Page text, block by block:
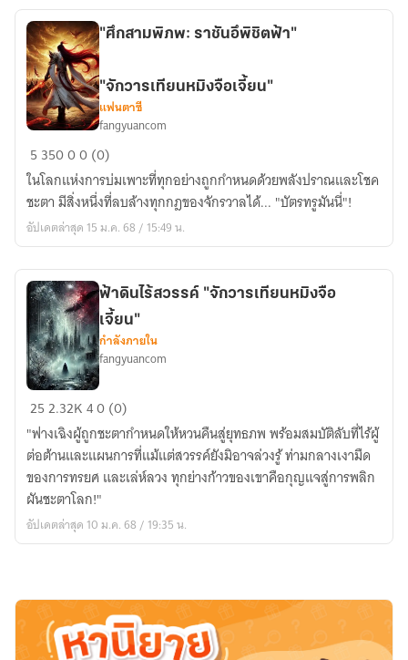
เกรง
กลัว
"จัก
วาร
เทียน
ห
มิงจือ
เจี้ยน
สาม
พิภพ:
ราชัน
อึ
พิชิต
ฟ้า"
"จัก
วาร
เทียน
ห
มิงจือ
เจี้ยน"
"ศึกสามพิภพ: ราชันอึพิชิตฟ้า"
"จักวารเทียนหมิงจือเจี้ยน"
แฟนตาซี
fangyuancom
5 35000 (0)
ในโลกแห่งการบ่มเพาะที่ทุกอย่างถูกกำหนดด้วยพลังปราณและโชค
ชะตา มีสิ่งหนึ่งที่ลบล้างทุกกฎของจักรวาลได้... "บัตรทรูมันนี่"!
อัปเดตล่าสุด 15 ม.ค. 68 / 15:49 น.
ฟ้า
ดิน
ไร้
สวรรค์
"จัก
วาร
เทียน
เจี้ยน"
ฟ้าดินไร้สวรรค์ "จักวารเทียนหมิงจือ
เจี้ยน"
กำลังภายใน
fangyuancom
252.32K40 (0)
"ฟางเฉิงผู้ถูกชะตากำหนดให้หวนคืนสู่ยุทธภพ พร้อมสมบัติลับที่ไร้ผู้
ต่อต้านและแผนการที่แม้แต่สวรรค์ยังมิอาจล่วงรู้ ท่ามกลางเงามืด
ของการทรยศ และเล่ห์ลวง ทุกย่างก้าวของเขาคือกุญแจสู่การพลิก
ผันชะตาโลก!"
อัปเดตล่าสุด 10 ม.ค. 68 / 19:35 น.